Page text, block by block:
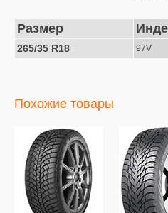
Размер
265/35 R18 97V
Похожие товары